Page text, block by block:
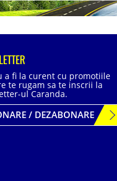
a fi la curent cu promotiile
te rugam sa te inscrii la
ul Caranda.
/ DEZABONARE